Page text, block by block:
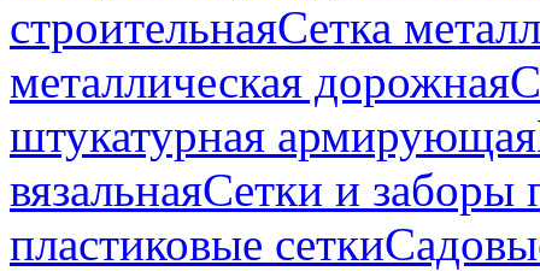
строительнаяСетка
металлическая дорожная
штукатурная армирующая
вязальнаяСетки и заборы
пластиковые сетки